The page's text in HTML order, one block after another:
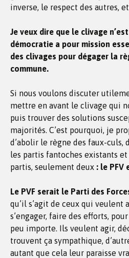
inverse, le respect des autres,
Je veux dire que le clivage
démocratie a pour mission
des clivages pour dégager la
commune.
Si nous voulons discuter
mettre en avant le clivage qui
puis trouver des solutions
majorités. C’est pourquoi, je
d’abolir le règne des faux-culs,
les partis fantoches existants
partis, seulement deux : le PFV
Le PVF serait le Parti des
qu’il s’agit de ceux qui veulent
s’engager, faire des efforts,
peu importe. Ils veulent agir,
trouvent ça sympathique,
autant que cela leur paraisse